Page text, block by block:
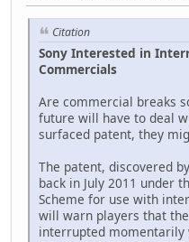
Citation
Sony Interested in
Commercials
Are commercial breaks
future will have to deal
surfaced patent, they
The patent, discovered
back in July 2011 under
Scheme for use with
will warn players that
interrupted momentarily